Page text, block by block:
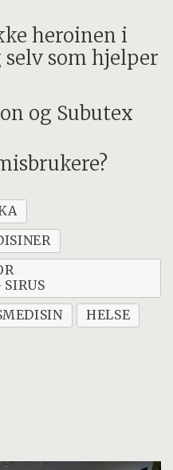
heroinen i
selv som hjelper
og Subutex
HELSE